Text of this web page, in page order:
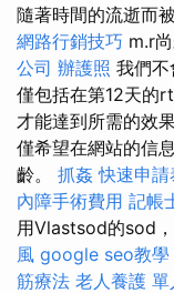
隨著時間的流逝而
網路行銷技巧 m.r
公司 辦護照 我們
僅包括在第12天的
才能達到所需的效
僅希望在網站的信
齡。 抓姦 快速申
內障手術費用 記帳
用Vlastsod的sod
風 google seo教學
筋療法 老人養護 單